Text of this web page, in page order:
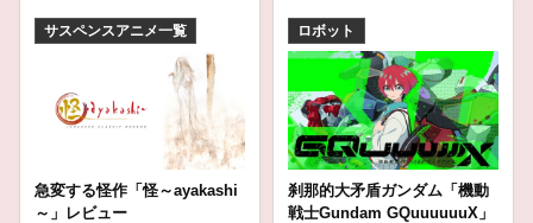
サスペンスアニメ一覧
急変する怪作「怪～ayakashi
～」レビュー
ロボット
刹那的大矛盾ガンダム「機動
戦士Gundam GQuuuuuuX」